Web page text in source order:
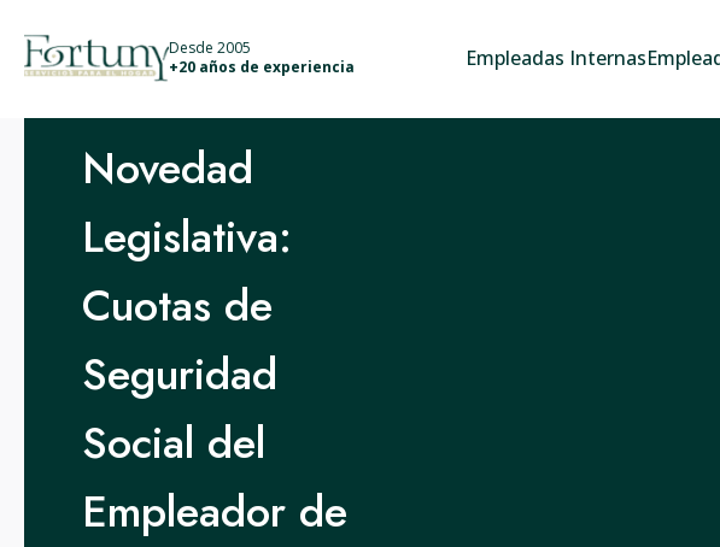
Desde 2005
+20 años de experiencia
Empleadas Internas
Novedad
Legislativa:
Cuotas de
Seguridad
Social del
Empleador de